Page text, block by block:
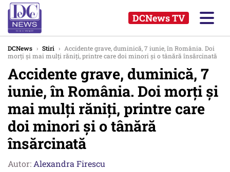
DCNews TV
DCNews › Stiri › Accidente grave, duminică, 7 iunie, în România. Doi
morți și mai mulți răniți, printre care doi minori și o tânără însărcinată
Accidente grave, duminică, 7
iunie, în România. Doi morți și
mai mulți răniți, printre care
doi minori și o tânără
însărcinată
Autor: Alexandra Firescu